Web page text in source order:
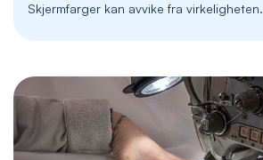
Skjermfarger kan avvike fra virkeligheten.